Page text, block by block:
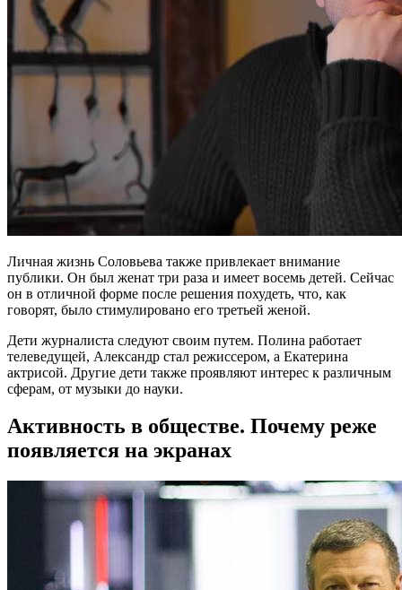
Личная жизнь Соловьева также привлекает внимание
публики. Он был женат три раза и имеет восемь детей. Сейчас
он в отличной форме после решения похудеть, что, как
говорят, было стимулировано его третьей женой.
Дети журналиста следуют своим путем. Полина работает
телеведущей, Александр стал режиссером, а Екатерина
актрисой. Другие дети также проявляют интерес к различным
сферам, от музыки до науки.
Активность в обществе. Почему реже
появляется на экранах